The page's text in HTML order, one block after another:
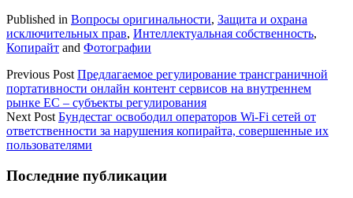
Published in Вопросы оригинальности, Защита и охрана
исключительных прав, Интеллектуальная собственность,
Копирайт and Фотографии
Previous Post Предлагаемое регулирование трансграничной
портативности онлайн контент сервисов на внутреннем
рынке ЕС – субъекты регулирования
Next Post Бундестаг освободил операторов Wi-Fi сетей от
ответственности за нарушения копирайта, совершенные их
пользователями
Sidebar
Последние публикации